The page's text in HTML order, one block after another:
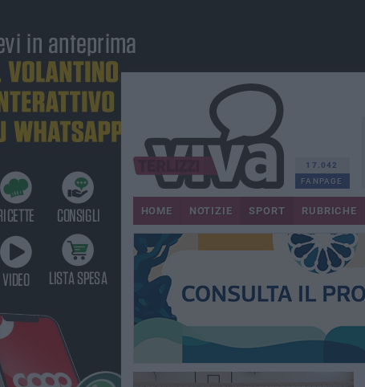
17.042
FANPAGE
HOME NOTIZIE SPORT RUBRICHE